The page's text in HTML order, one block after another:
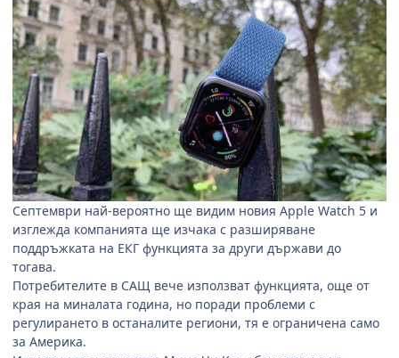
Септември най-вероятно ще видим новия Apple Watch 5 и
изглежда компанията ще изчака с разширяване
поддръжката на ЕКГ функцията за други държави до
тогава.
Потребителите в САЩ вече използват функцията, още от
края на миналата година, но поради проблеми с
регулирането в останалите региони, тя е ограничена само
за Америка.